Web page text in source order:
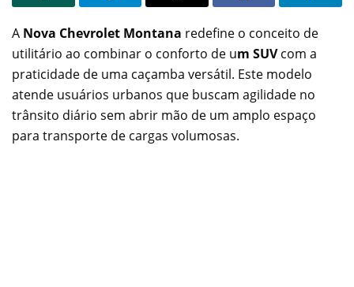
A Nova Chevrolet Montana redefine o conceito de
utilitário ao combinar o conforto de um SUVcom a
praticidade de uma caçamba versátil. Este modelo
atende usuários urbanos que buscam agilidade no
trânsito diário sem abrir mão de um amplo espaço
para transporte de cargas volumosas.